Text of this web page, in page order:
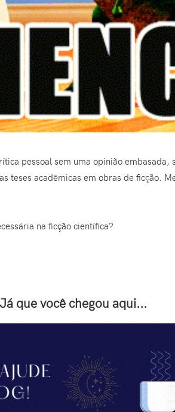
pessoal sem uma opinião embasada,
teses acadêmicas em obras de ficção.
na ficção científica?
Já que você chegou aqui...